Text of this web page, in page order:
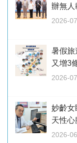
辦無人
2026-
暑假
又增3
2026-
妙齡
天性心
2026-